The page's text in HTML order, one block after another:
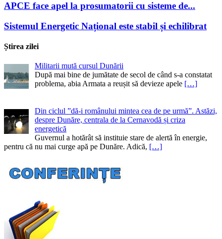
APCE face apel la prosumatorii cu sisteme de...
Sistemul Energetic Național este stabil și echilibrat
Știrea zilei
Militarii mută cursul Dunării
După mai bine de jumătate de secol de când s-a constatat
problema, abia Armata a reușit să devieze apele […]
Din ciclul ”dă-i românului mintea cea de pe urmă”. Astăzi,
despre Dunăre, centrala de la Cernavodă și criza
energetică
Guvernul a hotărât să instituie stare de alertă în energie,
pentru că nu mai curge apă pe Dunăre. Adică, […]